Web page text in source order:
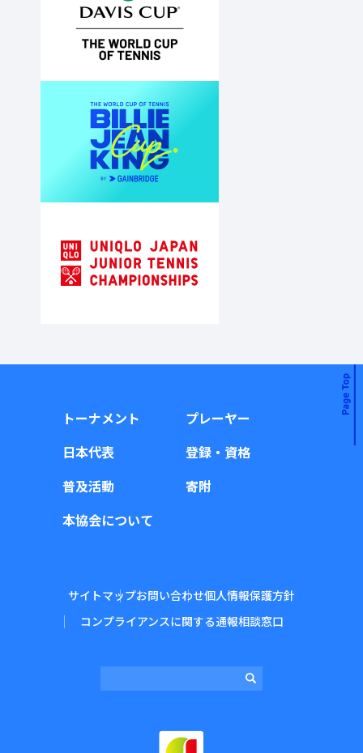
トーナメント
プレーヤー
日本代表
登録・資格
普及活動
寄附
本協会について
サイトマップお問い合わせ個人情報保護方針
コンプライアンスに関する通報相談窓口